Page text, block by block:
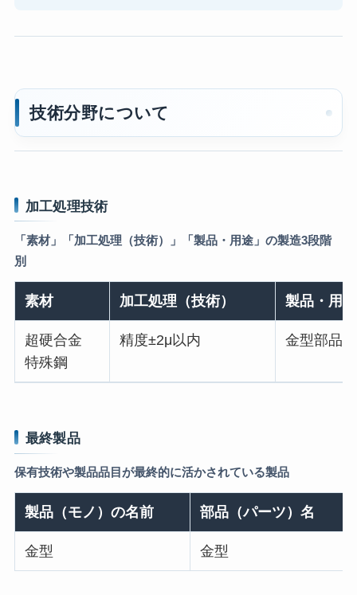
技術分野について
加工処理技術
「素材」「加工処理（技術）」「製品・用途」の製造3段階
別
素材 加工処理（技術） 製品・用途
超硬合金
特殊鋼
精度±2μ以内 金型部品
最終製品
保有技術や製品品目が最終的に活かされている製品
製品（モノ）の名前 部品（パーツ）名
金型 金型